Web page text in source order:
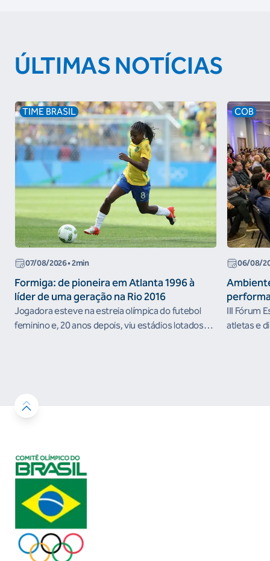
ÚLTIMAS NOTÍCIAS
TIME BRASIL
07/08/2026• 2min
Formiga: de pioneira em Atlanta 1996 à
líder de uma geração na Rio 2016
Jogadora esteve na estreia olímpica do futebol
feminino e, 20 anos depois, viu estádios lotados
COB
06/08/
III Fórum
atletas e